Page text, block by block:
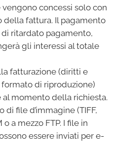
concessi solo con
della fattura. Il pagamento
di ritardato pagamento,
gli interessi al totale
fatturazione (diritti e
di riproduzione)
momento della richiesta.
di file d’immagine (TIFF,
o a mezzo FTP. I file in
essere inviati per e-